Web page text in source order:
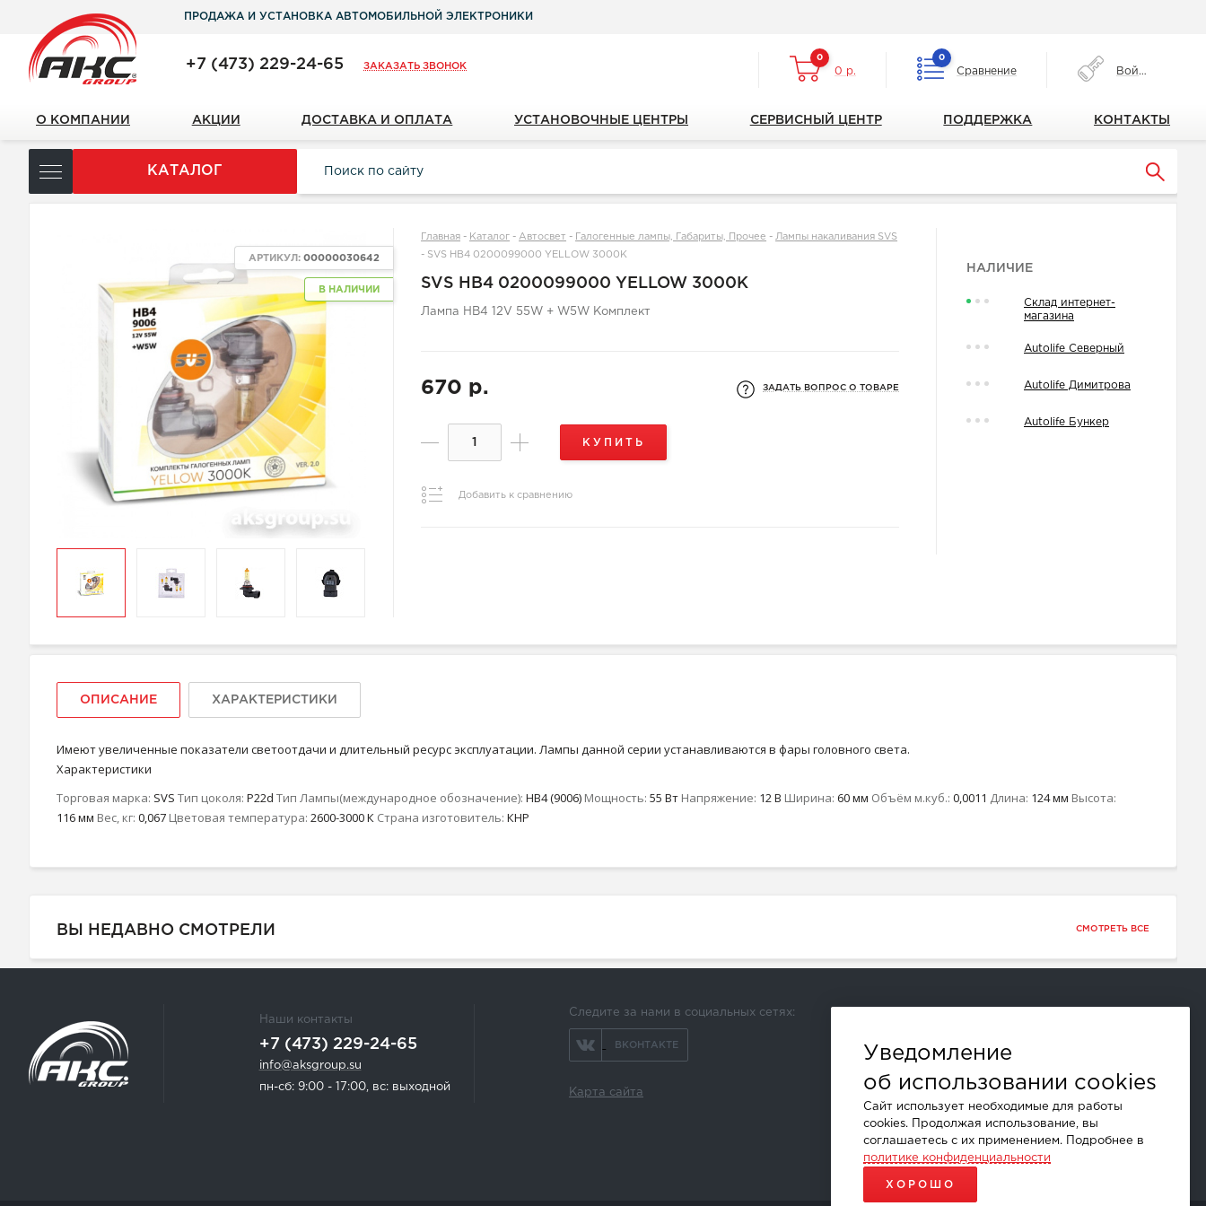
ПРОДАЖА И УСТАНОВКА АВТОМОБИЛЬНОЙ ЭЛЕКТРОНИКИ
+7 (473) 229-24-65 ЗАКАЗАТЬ ЗВОНОК
0
0 р.
0
Сравнение Войти
О КОМПАНИИ АКЦИИ ДОСТАВКА И ОПЛАТА УСТАНОВОЧНЫЕ ЦЕНТРЫ СЕРВИСНЫЙ ЦЕНТР ПОДДЕРЖКА КОНТАКТЫ
КАТАЛОГ
В НАЛИЧИИ
АРТИКУЛ:00000030642
Главная - Каталог -Автосвет - Галогенные лампы, Габариты, Прочее -Лампы накаливания SVS
- SVS HB4 0200099000 YELLOW 3000K
SVS HB4 0200099000 YELLOW 3000K
Лампа HB4 12V 55W + W5W Комплект
670 р. ЗАДАТЬ ВОПРОС О ТОВАРЕ
КУПИТЬ
Добавить к сравнению
НАЛИЧИЕ
Склад интернет-
магазина
Autolife Северный
Autolife Димитрова
Autolife Бункер
ОПИСАНИЕ ХАРАКТЕРИСТИКИ
Имеют увеличенные показатели светоотдачи и длительный ресурс эксплуатации. Лампы данной серии устанавливаются в фары головного света.
Характеристики
Торговая марка: SVS Тип цоколя: P22d Тип Лампы(международное обозначение): HB4 (9006) Мощность: 55 Вт Напряжение: 12 В Ширина: 60 мм Объём м.куб.: 0,0011 Длина: 124 мм Высота:
116 мм Вес, кг: 0,067 Цветовая температура: 2600-3000 К Страна изготовитель: КНР
ВЫ НЕДАВНО СМОТРЕЛИ СМОТРЕТЬ ВСЕ
Наши контакты
+7 (473) 229-24-65
info@aksgroup.su
пн-сб: 9:00 - 17:00, вс: выходной
Следите за нами в социальных сетях:
ВКОНТАКТЕ
Карта сайта
и другие
Уведомление
об использовании cookies
Сайт использует необходимые для работы
cookies. Продолжая использование, вы
соглашаетесь с их применением. Подробнее в
политике конфиденциальности
ХОРОШО